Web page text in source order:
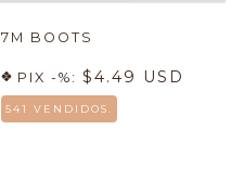
7M BOOTS
PIX -%: $4.49 USD
541 VENDIDOS.